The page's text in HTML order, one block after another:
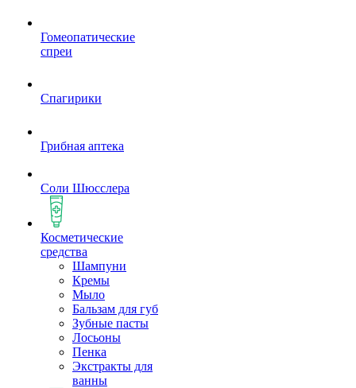
Гомеопатические
спреи
Спагирики
Грибная аптека
Соли Шюсслера
Косметические
средства
Шампуни
Кремы
Мыло
Бальзам для губ
Зубные пасты
Лосьоны
Пенка
Экстракты для
ванны